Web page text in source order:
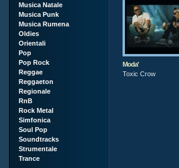
Musica Natale
Musica Punk
Musica Rumena
Oldies
Orientali
Pop
Pop Rock
Reggae
Reggaeton
Regionale
RnB
Rock Metal
Simfonica
Soul Pop
Soundtracks
Strumentale
Trance
Moda'
Toxic Crow